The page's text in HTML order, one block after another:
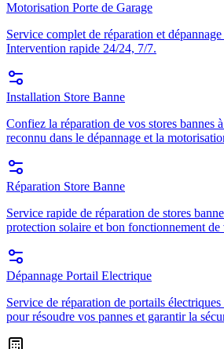
Motorisation Porte de Garage
Service complet de réparation et
Intervention rapide 24/24, 7/7.
Installation Store Banne
Confiez la réparation de vos stores bannes
reconnu dans le dépannage et la
Réparation Store Banne
Service rapide de réparation de stores
protection solaire et bon fonctionnement
Dépannage Portail Electrique
Service de réparation de portails
pour résoudre vos pannes et garantir la